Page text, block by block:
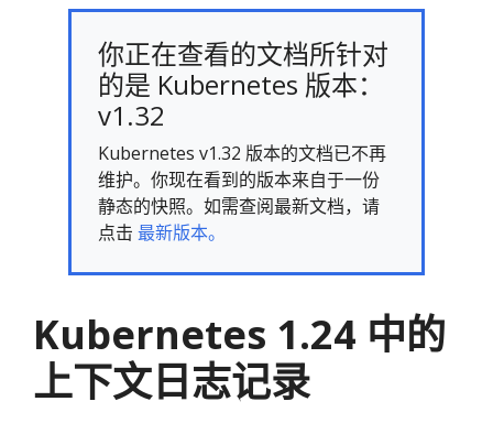
你正在查看的文档所针对
的是 Kubernetes 版本：
v1.32
Kubernetes v1.32 版本的文档已不再
维护。你现在看到的版本来自于一份
静态的快照。如需查阅最新文档，请
点击 最新版本。
Kubernetes 1.24 中的
上下文日志记录